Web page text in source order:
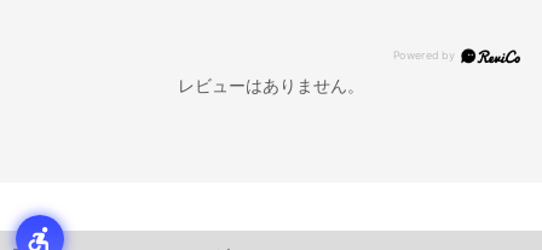
レビューはありません。